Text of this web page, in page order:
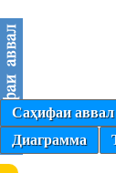
Саҳифаи аввал
Диаграмма